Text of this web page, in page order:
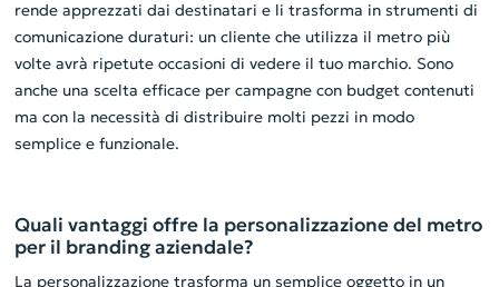
rende apprezzati dai destinatari e li trasforma in strumenti di
comunicazione duraturi: un cliente che utilizza il metro più
volte avrà ripetute occasioni di vedere il tuo marchio. Sono
anche una scelta efficace per campagne con budget contenuti
ma con la necessità di distribuire molti pezzi in modo
semplice e funzionale.
Quali vantaggi offre la personalizzazione del metro
per il branding aziendale?
La personalizzazione trasforma un semplice oggetto in un